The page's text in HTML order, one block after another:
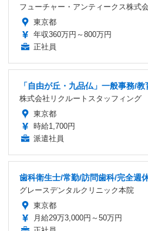
フューチャー・アンティークス株式
東京都
年収360万円～800万円
正社員
「自由が丘・九品仏」一般事務/教
株式会社リクルートスタッフィング
東京都
時給1,700円
派遣社員
歯科衛生士/常勤/訪問歯科/完全週
グレースデンタルクリニック本院
東京都
月給29万3,000円～50万円